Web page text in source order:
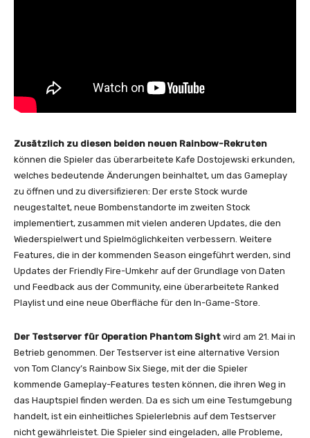
Zusätzlich zu diesen beiden neuen Rainbow-Rekruten
können die Spieler das überarbeitete Kafe Dostojewski erkunden,
welches bedeutende Änderungen beinhaltet, um das Gameplay
zu öffnen und zu diversifizieren: Der erste Stock wurde
neugestaltet, neue Bombenstandorte im zweiten Stock
implementiert, zusammen mit vielen anderen Updates, die den
Wiederspielwert und Spielmöglichkeiten verbessern. Weitere
Features, die in der kommenden Season eingeführt werden, sind
Updates der Friendly Fire-Umkehr auf der Grundlage von Daten
und Feedback aus der Community, eine überarbeitete Ranked
Playlist und eine neue Oberfläche für den In-Game-Store.
Der Testserver für Operation Phantom Sight wird am 21. Mai in
Betrieb genommen. Der Testserver ist eine alternative Version
von Tom Clancy’s Rainbow Six Siege, mit der die Spieler
kommende Gameplay-Features testen können, die ihren Weg in
das Hauptspiel finden werden. Da es sich um eine Testumgebung
handelt, ist ein einheitliches Spielerlebnis auf dem Testserver
nicht gewährleistet. Die Spieler sind eingeladen, alle Probleme,